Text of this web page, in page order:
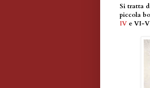
Si tratta
piccola
IV e VI-